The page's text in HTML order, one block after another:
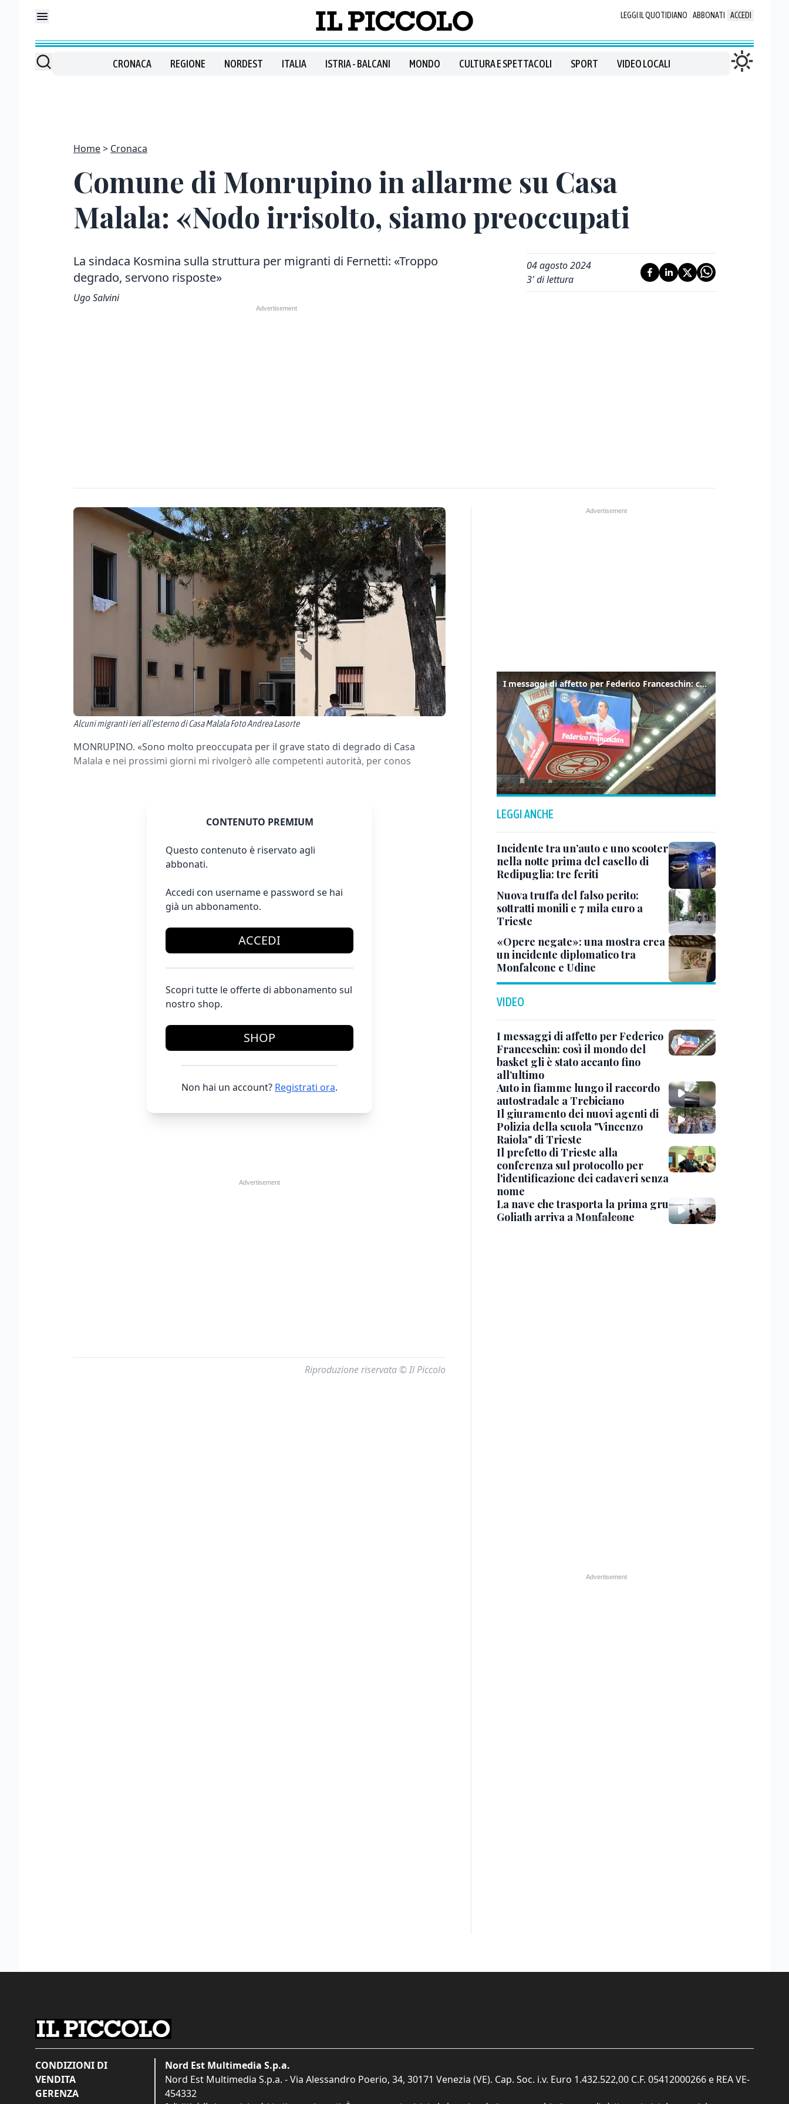
LEGGI IL QUOTIDIANO ABBONATI ACCEDI
CRONACA REGIONE NORDEST ITALIA ISTRIA - BALCANI MONDO CULTURA E SPETTACOLI SPORT VIDEO LOCALI
Home Cronaca
Comune di Monrupino in allarme su Casa
Malala: «Nodo irrisolto, siamo preoccupati
La sindaca Kosmina sulla struttura per migranti di Fernetti: «Troppo
degrado, servono risposte»
Ugo Salvini
04 agosto 2024
3' di lettura
Alcuni migranti ieri all’esterno di Casa Malala Foto Andrea Lasorte
MONRUPINO. «Sono molto preoccupata per il grave stato di degrado di Casa
Malala e nei prossimi giorni mi rivolgerò alle competenti autorità, per conos
CONTENUTO PREMIUM
Questo contenuto è riservato agli
abbonati.
Accedi con username e password se hai
già un abbonamento.
ACCEDI
Scopri tutte le offerte di abbonamento sul
nostro shop.
SHOP
Non hai un account? Registrati ora.
Riproduzione riservata © Il Piccolo
I messaggi di affetto per Federico Franceschin: così il mondo del basket gli è stato accanto fino all’ultimo
LEGGI ANCHE
Incidente tra un’auto e uno scooter
nella notte prima del casello di
Redipuglia: tre feriti
Nuova truffa del falso perito:
sottratti monili e 7 mila euro a
Trieste
«Opere negate»: una mostra crea
un incidente diplomatico tra
Monfalcone e Udine
VIDEO
I messaggi di affetto per Federico
Franceschin: così il mondo del
basket gli è stato accanto fino
all’ultimo
Auto in fiamme lungo il raccordo
autostradale a Trebiciano
Il giuramento dei nuovi agenti di
Polizia della scuola "Vincenzo
Raiola" di Trieste
Il prefetto di Trieste alla
conferenza sul protocollo per
l'identificazione dei cadaveri senza
nome
La nave che trasporta la prima gru
Goliath arriva a Monfalcone
CONDIZIONI DI
VENDITA
GERENZA
Nord Est Multimedia S.p.a.
Nord Est Multimedia S.p.a. - Via Alessandro Poerio, 34, 30171 Venezia (VE). Cap. Soc. i.v. Euro 1.432.522,00 C.F. 05412000266 e REA VE-
454332